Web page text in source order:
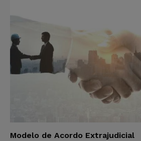
Modelo de Acordo Extrajudicial